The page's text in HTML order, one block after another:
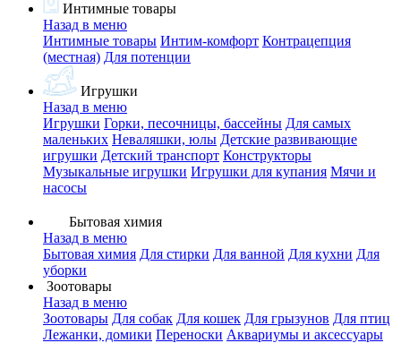
Интимные товары
Назад в меню
Интимные товары Интим-комфорт Контрацепция
(местная) Для потенции
Игрушки
Назад в меню
Игрушки Горки, песочницы, бассейны Для самых
маленьких Неваляшки, юлы Детские развивающие
игрушки Детский транспорт Конструкторы
Музыкальные игрушки Игрушки для купания Мячи и
насосы
Бытовая химия
Назад в меню
Бытовая химия Для стирки Для ванной Для кухни Для
уборки
Зоотовары
Назад в меню
Зоотовары Для собак Для кошек Для грызунов Для птиц
Лежанки, домики Переноски Аквариумы и аксессуары